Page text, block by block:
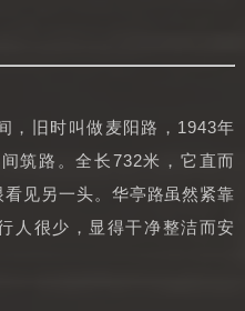
，旧时叫做麦阳路，1943年
筑路。全长732米，它直而
见另一头。华亭路虽然紧靠
人很少，显得干净整洁而安